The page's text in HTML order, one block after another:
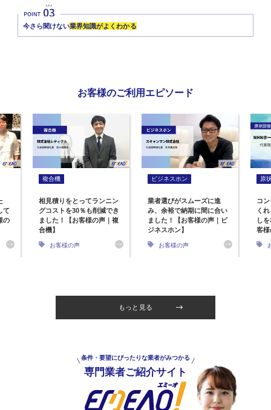
今さら聞けない業界知識がよくわかる
お客様のご利用エピソード
て
の
複合機
相見積りをとってランニン
グコストを30％も削減でき
ました！【お客様の声｜複
合機】
お客様の声
ビジネスホン
業者選びがスムーズに進
み、余裕で納期に間に合い
ました！【お客様の声｜ビ
ジネスホン】
お客様の声
原
コ
く
し
客
もっと見る
条件・要望にぴったりな業者がみつかる
専門業者ご紹介サイト